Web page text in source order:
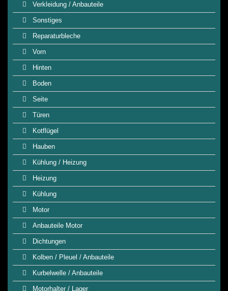
Verkleidung / Anbauteile
Sonstiges
Reparaturbleche
Vorn
Hinten
Boden
Seite
Türen
Kotflügel
Hauben
Kühlung / Heizung
Heizung
Kühlung
Motor
Anbauteile Motor
Dichtungen
Kolben / Pleuel / Anbauteile
Kurbelwelle / Anbauteile
Motorhalter / Lager